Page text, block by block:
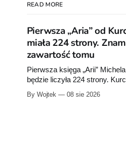
READ MORE
Pierwsza „Aria” od
miała 224 strony.
zawartość tomu
Pierwsza księga „Arii”
będzie liczyła 224 strony. Kurc
zapowiedział około 30 stron
By Wojtek 08 sie 2026